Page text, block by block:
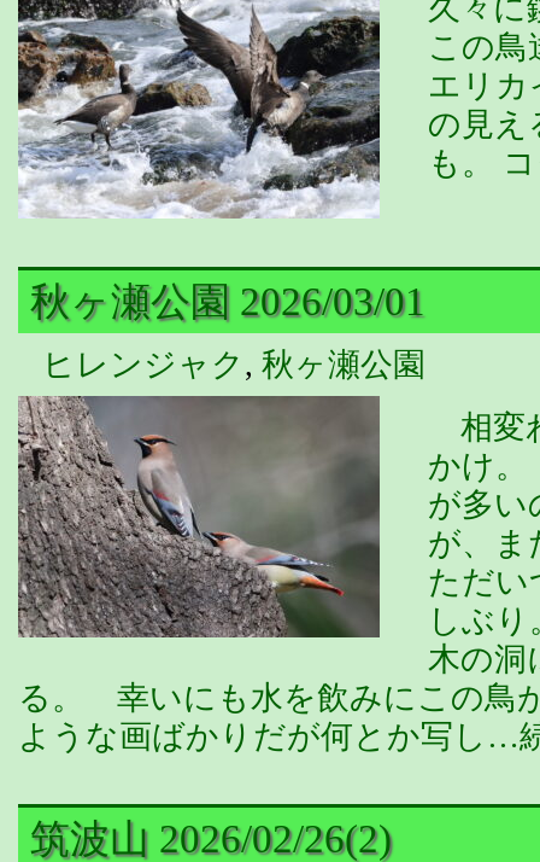
久々に
この鳥
エリカ
の見え
も。
秋ヶ瀬公園 2026/03/01
ヒレンジャク , 秋ヶ瀬公園
相変
かけ
が多い
が、
ただい
しぶ
木の洞
る。 幸いにも水を飲みにこの鳥
ような画ばかりだが何とか写し…
筑波山 2026/02/26(2)